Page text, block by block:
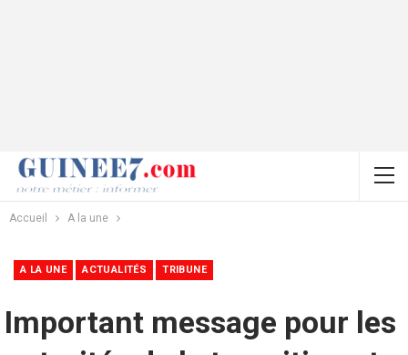
Accueil A la une
A LA UNE ACTUALITÉS TRIBUNE
Important message pour les